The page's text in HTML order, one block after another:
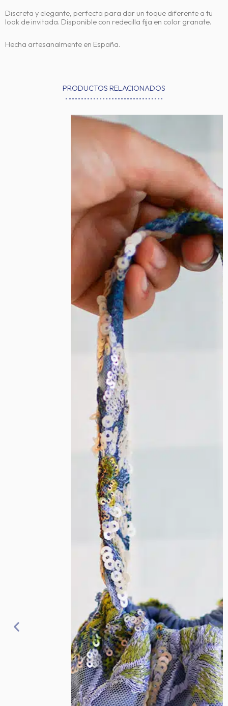
Discreta y elegante, perfecta para dar un toque diferente a tu
look de invitada. Disponible con redecilla fija en color granate.
Hecha artesanalmente en España.
PRODUCTOS RELACIONADOS